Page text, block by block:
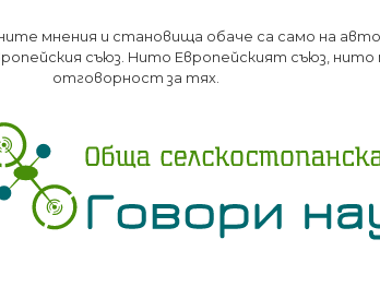
към
мнения и становища обаче са само на
съюз. Нито Европейският съюз,
отговорност за тях.